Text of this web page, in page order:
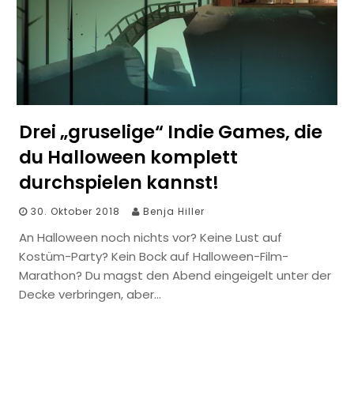
Drei „gruselige“ Indie Games, die
du Halloween komplett
durchspielen kannst!
30. Oktober 2018 Benja Hiller
An Halloween noch nichts vor? Keine Lust auf
Kostüm-Party? Kein Bock auf Halloween-Film-
Marathon? Du magst den Abend eingeigelt unter der
Decke verbringen, aber…